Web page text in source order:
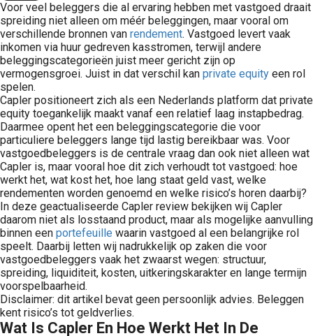
Voor veel beleggers die al ervaring hebben met vastgoed draait
spreiding niet alleen om méér beleggingen, maar vooral om
verschillende bronnen van rendement. Vastgoed levert vaak
inkomen via huur gedreven kasstromen, terwijl andere
beleggingscategorieën juist meer gericht zijn op
vermogensgroei. Juist in dat verschil kan private equity een rol
spelen.
Capler positioneert zich als een Nederlands platform dat private
equity toegankelijk maakt vanaf een relatief laag instapbedrag.
Daarmee opent het een beleggingscategorie die voor
particuliere beleggers lange tijd lastig bereikbaar was. Voor
vastgoedbeleggers is de centrale vraag dan ook niet alleen wat
Capler is, maar vooral hoe dit zich verhoudt tot vastgoed: hoe
werkt het, wat kost het, hoe lang staat geld vast, welke
rendementen worden genoemd en welke risico’s horen daarbij?
In deze geactualiseerde Capler review bekijken wij Capler
daarom niet als losstaand product, maar als mogelijke aanvulling
binnen een portefeuille waarin vastgoed al een belangrijke rol
speelt. Daarbij letten wij nadrukkelijk op zaken die voor
vastgoedbeleggers vaak het zwaarst wegen: structuur,
spreiding, liquiditeit, kosten, uitkeringskarakter en lange termijn
voorspelbaarheid.
Disclaimer: dit artikel bevat geen persoonlijk advies. Beleggen
kent risico’s tot geldverlies.
Wat Is Capler En Hoe Werkt Het In De